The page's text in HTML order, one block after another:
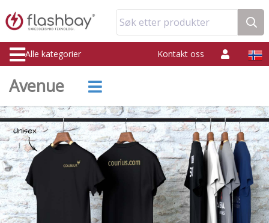
Søk etter produkter
Alle kategorier Kontakt oss
Avenue